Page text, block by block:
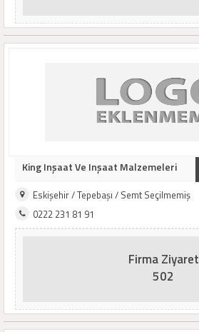
King Inşaat Ve Inşaat Malzemeleri
Eskişehir / Tepebaşı / Semt Seçilmemiş
0222 231 81 91
Firma Ziyaret
502